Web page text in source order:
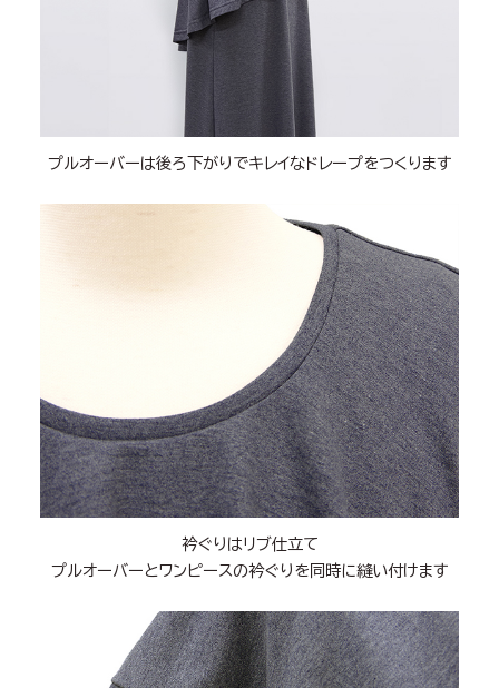
プルオーバーは後ろ下がりでキレイなドレープをつくります
衿ぐりはリブ仕立て
プルオーバーとワンピースの衿ぐりを同時に縫い付けます